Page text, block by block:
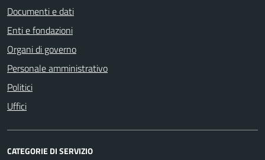
Documenti e dati
Enti e fondazioni
Organi di governo
Personale amministrativo
Politici
Uffici
CATEGORIE DI SERVIZIO